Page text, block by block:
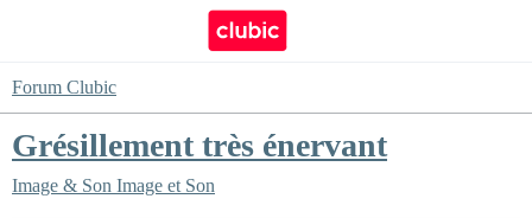
Forum Clubic
Grésillement très énervant
Image & Son Image et Son